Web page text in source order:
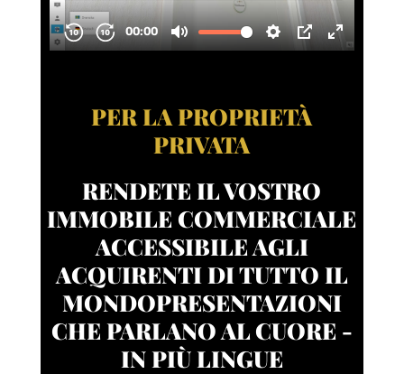
PER LA PROPRIETÀ
PRIVATA
RENDETE IL VOSTRO
IMMOBILE COMMERCIALE
ACCESSIBILE AGLI
ACQUIRENTI DI TUTTO IL
MONDOPRESENTAZIONI
CHE PARLANO AL CUORE -
IN PIÙ LINGUE